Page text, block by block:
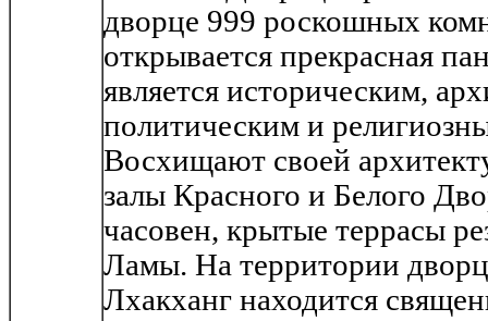
дворце 999 роскошных
открывается прекрасная
является историческим,
политическим и
Восхищают своей
залы Красного и Белого
часовен, крытые террасы
Ламы. На территории
Лхакханг находится